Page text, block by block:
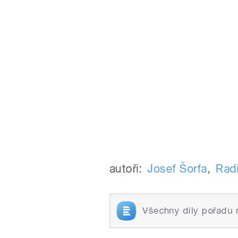
autoři: Josef Šorfa,
Všechny díly pořadu